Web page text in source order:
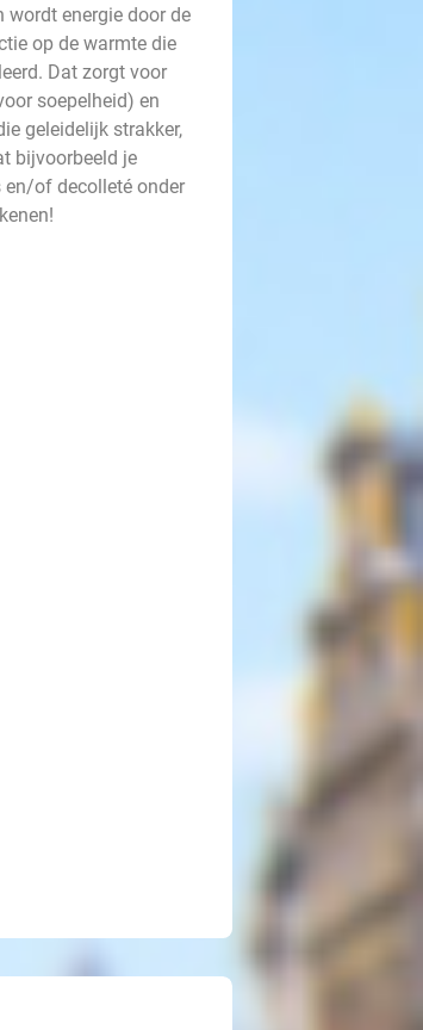
energie door de
op de warmte die
Dat zorgt voor
soepelheid) en
geleidelijk strakker,
bijvoorbeeld je
of decolleté onder